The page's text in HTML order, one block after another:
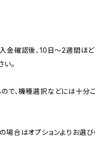
金確認後、10日〜2週間ほ
い。
で、機種選択などには十分
場合はオプションよりお選び